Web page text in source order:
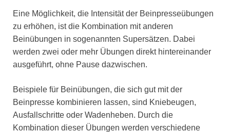
Eine Möglichkeit, die Intensität der Beinpresseübungen
zu erhöhen, ist die Kombination mit anderen
Beinübungen in sogenannten Supersätzen. Dabei
werden zwei oder mehr Übungen direkt hintereinander
ausgeführt, ohne Pause dazwischen.
Beispiele für Beinübungen, die sich gut mit der
Beinpresse kombinieren lassen, sind Kniebeugen,
Ausfallschritte oder Wadenheben. Durch die
Kombination dieser Übungen werden verschiedene